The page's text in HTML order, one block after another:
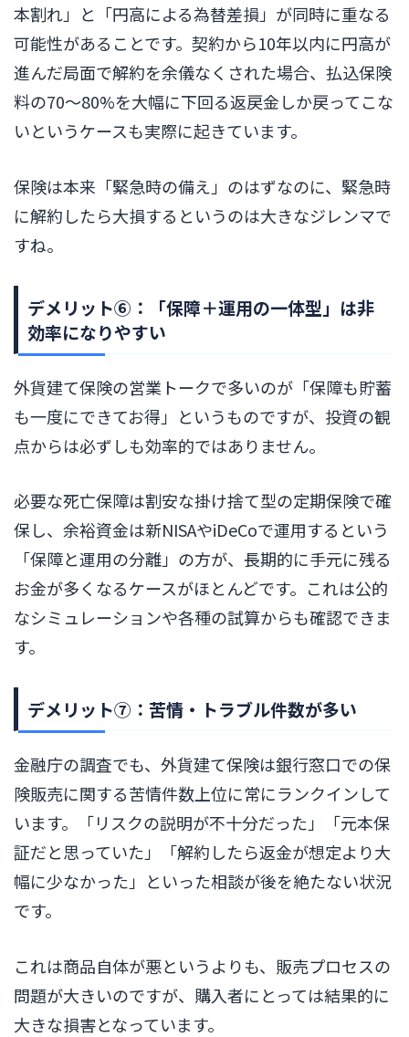
本割れ」と「円高による為替差損」が同時に重なる
可能性があることです。契約から10年以内に円高が
進んだ局面で解約を余儀なくされた場合、払込保険
料の70〜80%を大幅に下回る返戻金しか戻ってこな
いというケースも実際に起きています。
保険は本来「緊急時の備え」のはずなのに、緊急時
に解約したら大損するというのは大きなジレンマで
すね。
デメリット⑥：「保障＋運用の一体型」は非
効率になりやすい
外貨建て保険の営業トークで多いのが「保障も貯蓄
も一度にできてお得」というものですが、投資の観
点からは必ずしも効率的ではありません。
必要な死亡保障は割安な掛け捨て型の定期保険で確
保し、余裕資金は新NISAやiDeCoで運用するという
「保障と運用の分離」の方が、長期的に手元に残る
お金が多くなるケースがほとんどです。これは公的
なシミュレーションや各種の試算からも確認できま
す。
デメリット⑦：苦情・トラブル件数が多い
金融庁の調査でも、外貨建て保険は銀行窓口での保
険販売に関する苦情件数上位に常にランクインして
います。「リスクの説明が不十分だった」「元本保
証だと思っていた」「解約したら返金が想定より大
幅に少なかった」といった相談が後を絶たない状況
です。
これは商品自体が悪というよりも、販売プロセスの
問題が大きいのですが、購入者にとっては結果的に
大きな損害となっています。